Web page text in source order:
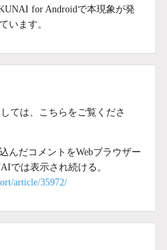
for Androidで本現象が発
います。
ては、こちらをご覧くださ
んだコメントをWebブラウザー
では表示され続ける。
article/35972/